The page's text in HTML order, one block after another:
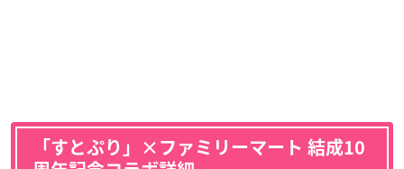
「すとぷり」×ファミリーマート 結成10